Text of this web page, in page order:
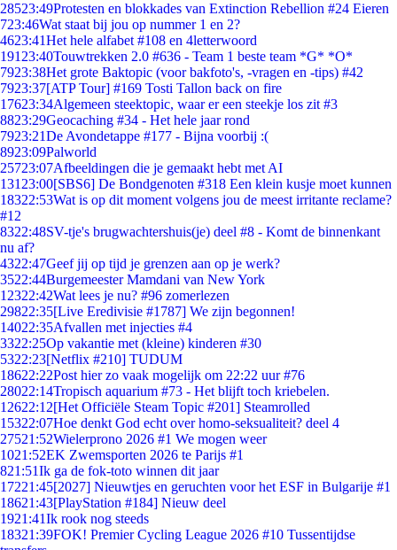
28523:49Protesten en blokkades van Extinction Rebellion #24 Eieren
723:46Wat staat bij jou op nummer 1 en 2?
4623:41Het hele alfabet #108 en 4letterwoord
191 23:40Touwtrekken 2.0 #636 - Team 1 beste team *G* *O*
7923:38Het grote Baktopic (voor bakfoto's, -vragen en -tips) #42
7923:37[ATP Tour] #169 Tosti Tallon back on fire
17623:34Algemeen steektopic, waar er een steekje los zit #3
8823:29Geocaching #34 - Het hele jaar rond
7923:21De Avondetappe #177 - Bijna voorbij :(
8923:09Palworld
25723:07Afbeeldingen die je gemaakt hebt met AI
131 23:00[SBS6] De Bondgenoten #318 Een klein kusje moet kunnen
18322:53Wat is op dit moment volgens jou de meest irritante reclame?
#12
8322:48SV-tje's brugwachtershuis(je) deel #8 - Komt de binnenkant
nu af?
4322:47Geef jij op tijd je grenzen aan op je werk?
3522:44Burgemeester Mamdani van New York
12322:42Wat lees je nu? #96 zomerlezen
29822:35[Live Eredivisie #1787] We zijn begonnen!
14022:35Afvallen met injecties #4
3322:25Op vakantie met (kleine) kinderen #30
5322:23[Netflix #210] TUDUM
18622:22Post hier zo vaak mogelijk om 22:22 uur #76
28022:14Tropisch aquarium #73 - Het blijft toch kriebelen.
12622:12[Het Officiële Steam Topic #201] Steamrolled
15322:07Hoe denkt God echt over homo-seksualiteit? deel 4
27521:52Wielerprono 2026 #1 We mogen weer
1021:52EK Zwemsporten 2026 te Parijs #1
821:51Ik ga de fok-toto winnen dit jaar
17221:45[2027] Nieuwtjes en geruchten voor het ESF in Bulgarije #1
18621:43[PlayStation #184] Nieuw deel
1921:41Ik rook nog steeds
18321:39FOK! Premier Cycling League 2026 #10 Tussentijdse